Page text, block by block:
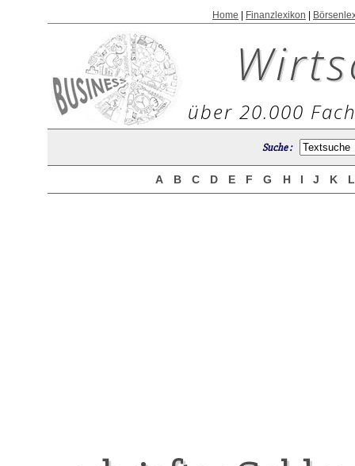
Home Finanzlexikon
über 20.000
Suche :
A B C D E F G H I J K